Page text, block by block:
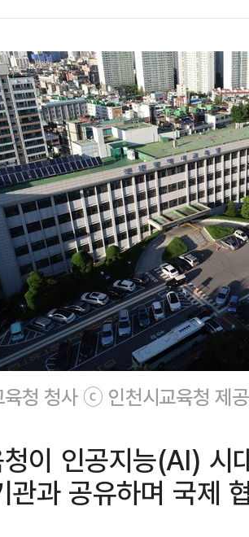
육청 청사 ⓒ 인천시교육청 제공
이 인공지능(AI) 시
관과 공유하며 국제